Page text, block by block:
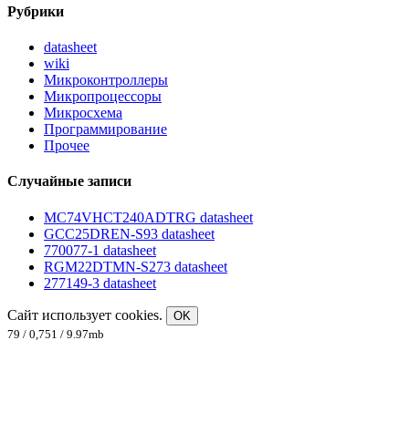
Рубрики
datasheet
wiki
Микроконтроллеры
Микропроцессоры
Микросхема
Программирование
Прочее
Случайные записи
MC74VHCT240ADTRG datasheet
GCC25DREN-S93 datasheet
770077-1 datasheet
RGM22DTMN-S273 datasheet
277149-3 datasheet
Сайт использует cookies.
OK
79 / 0,751 / 9.97mb